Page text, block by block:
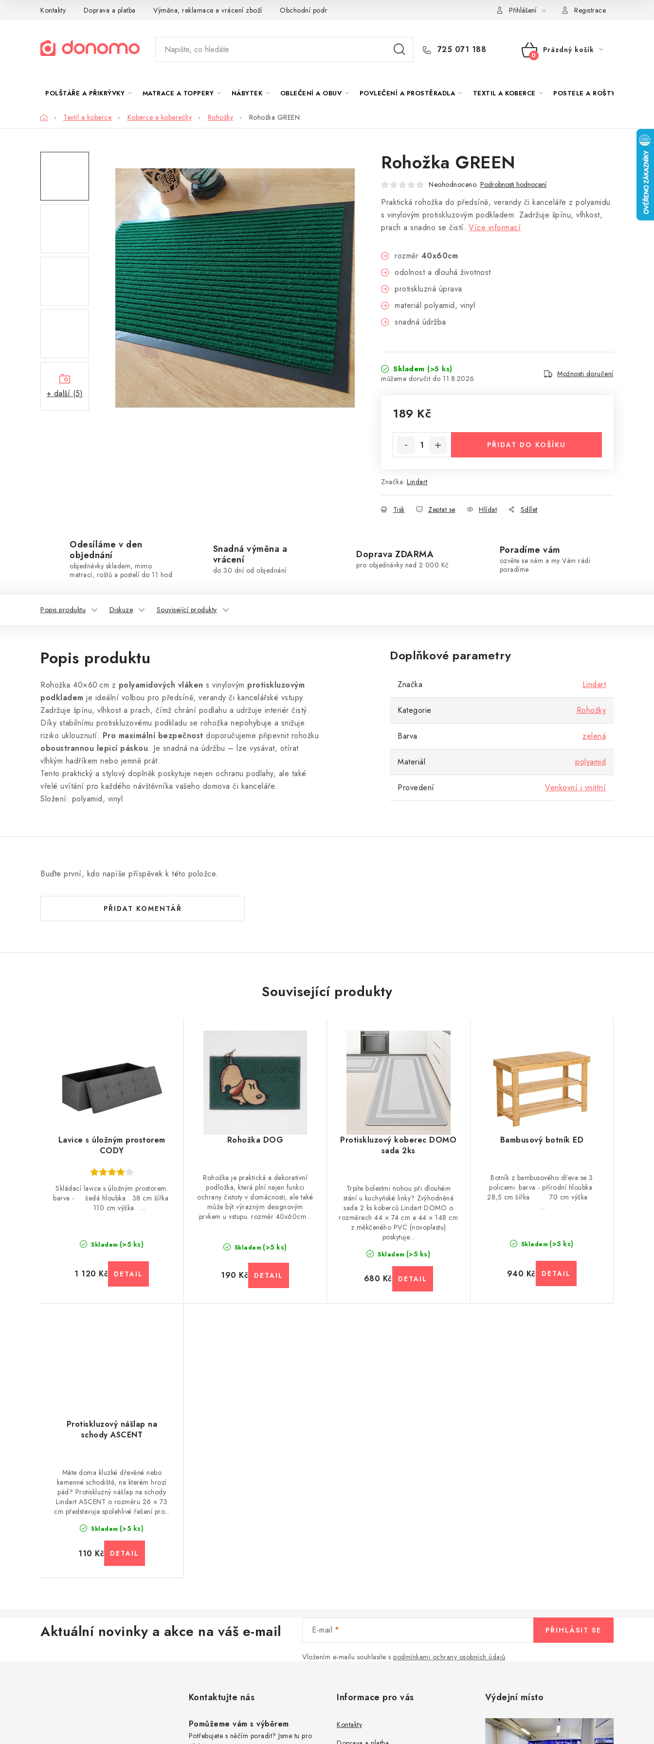
Kontakty Doprava a platba Výměna, reklamace a vrácení zboží Obchodní podmínky Jak správně vybrat Podmínky ochrany osobních údajů
Přihlášení Registrace
725 071 188
NÁKUPNÍ
Prázdný košík
POLŠTÁŘE A PŘIKRÝVKY MATRACE A TOPPERY NÁBYTEK OBLEČENÍ A OBUV POVLEČENÍ A PROSTĚRADLA TEXTIL A KOBERCE POSTELE A ROŠTY
DomůTextil a koberce Koberce a koberečky Rohožky Rohožka GREEN
+ další (5)
Rohožka GREEN
Neohodnoceno Podrobnosti hodnocení
Praktická rohožka do předsíně, verandy či kanceláře z polyamidu
s vinylovým protiskluzovým podkladem. Zadržuje špínu, vlhkost,
prach a snadno se čistí. Více informací
rozměr 40x60cm
odolnost a dlouhá životnost
protiskluzná úprava
materiál polyamid, vinyl
snadná údržba
Skladem (>5 ks)
11.8.2026 Možnosti doručení
189 Kč
PŘIDAT DO KOŠÍKU
Značka: Lindart
Tisk Zeptat se Hlídat Sdílet
Odesíláme v den
objednání
objednávky skladem, mimo
matrací, roštů a postelí do 11 hod
Snadná výměna a
vrácení
do 30 dní od objednání
Doprava ZDARMA
pro objednávky nad 2 000 Kč
Poradíme vám
ozvěte se nám a my Vám rádi
poradíme
Popis produktu Diskuze Související produkty
Popis produktu
Rohožka 40×60 cm z polyamidových vláken s vinylovým protiskluzovým
podkladem je ideální volbou pro předsíně, verandy či kancelářské vstupy.
Zadržuje špínu, vlhkost a prach, čímž chrání podlahu a udržuje interiér čistý.
Díky stabilnímu protiskluzovému podkladu se rohožka nepohybuje a snižuje
riziko uklouznutí. Pro maximální bezpečnost doporučujeme připevnit rohožku
oboustrannou lepicí páskou. Je snadná na údržbu – lze vysávat, otírat
vlhkým hadříkem nebo jemně prát.
Tento praktický a stylový doplněk poskytuje nejen ochranu podlahy, ale také
vřelé uvítání pro každého návštěvníka vašeho domova či kanceláře.
Složení: polyamid, vinyl
Doplňkové parametry
Značka Lindart
Kategorie Rohožky
Barva zelená
Materiál polyamid
Provedení Venkovní i vnitřní
Buďte první, kdo napíše příspěvek k této položce.
PŘIDAT KOMENTÁŘ
Související produkty
Lavice s úložným prostorem
CODY
Skladem (>5 ks)
1 120 Kč
Skládací lavice s úložným prostorem.
barva - šedá hloubka 38 cm šířka
110 cm výška ...
Rohožka DOG
Skladem (>5 ks)
190 Kč
Rohožka je praktická a dekorativní
podložka, která plní nejen funkci
ochrany čistoty v domácnosti, ale také
může být výrazným designovým
prvkem u vstupu. rozměr 40x60cm...
Protiskluzový koberec DOMO
sada 2ks
Skladem (>5 ks)
680 Kč
Trpíte bolestmi nohou při dlouhém
stání u kuchyňské linky? Zvýhodněná
sada 2 ks koberců Lindart DOMO o
rozměrech 44 × 74 cm a 44 × 148 cm
z měkčeného PVC (novoplastu)
poskytuje...
Bambusový botník ED
Skladem (>5 ks)
940 Kč
Botník z bambusového dřeva se 3
policemi. barva - přírodní hloubka
28,5 cm šířka 70 cm výška
...
Protiskluzový nášlap na
schody ASCENT
Skladem (>5 ks)
110 Kč
Máte doma kluzké dřevěné nebo
kamenné schodiště, na kterém hrozí
pád? Protiskluzný nášlap na schody
Lindart ASCENT o rozměru 26 × 73
cm představuje spolehlivé řešení pro...
Aktuální novinky a akce na váš e-mail E-mail
Vložením e-mailu souhlasíte s podmínkami ochrany osobních údajů
PŘIHLÁSIT SE
Kontaktujte nás
Pomůžeme vám s výběrem
Potřebujete s něčím poradit? Jsme tu pro
Informace pro vás
Kontakty
Výdejní místo